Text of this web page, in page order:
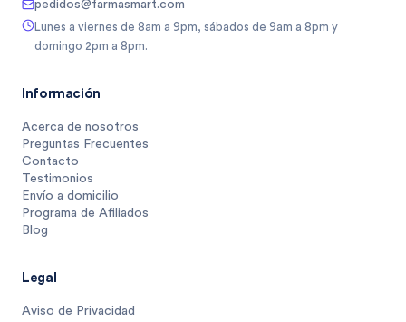
pedidos@farmasmart.com
Lunes a viernes de 8am a 9pm, sábados de 9am a 8pm y
domingo 2pm a 8pm.
Información
Acerca de nosotros
Preguntas Frecuentes
Contacto
Testimonios
Envío a domicilio
Programa de Afiliados
Blog
Legal
Aviso de Privacidad